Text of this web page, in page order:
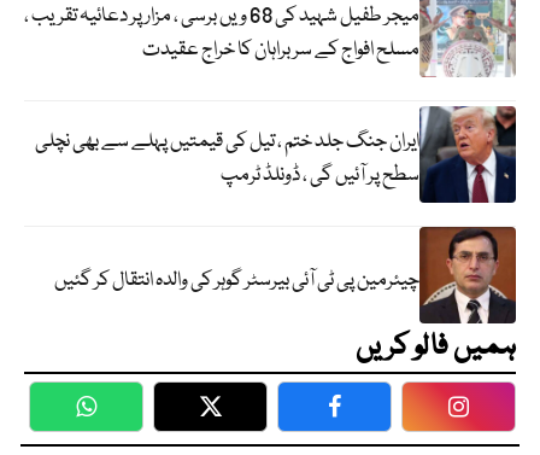
میجر طفیل شہید کی 68 ویں برسی ، مزار پر دعائیہ تقریب ،
مسلح افواج کے سربراہان کا خراج عقیدت
ایران جنگ جلد ختم ، تیل کی قیمتیں پہلے سے بھی نچلی
سطح پر آئیں گی ، ڈونلڈ ٹرمپ
چیئرمین پی ٹی آئی بیرسٹر گوہر کی والدہ انتقال کر گئیں
ہمیں فالو کریں
WhatsApp Twitter Facebook